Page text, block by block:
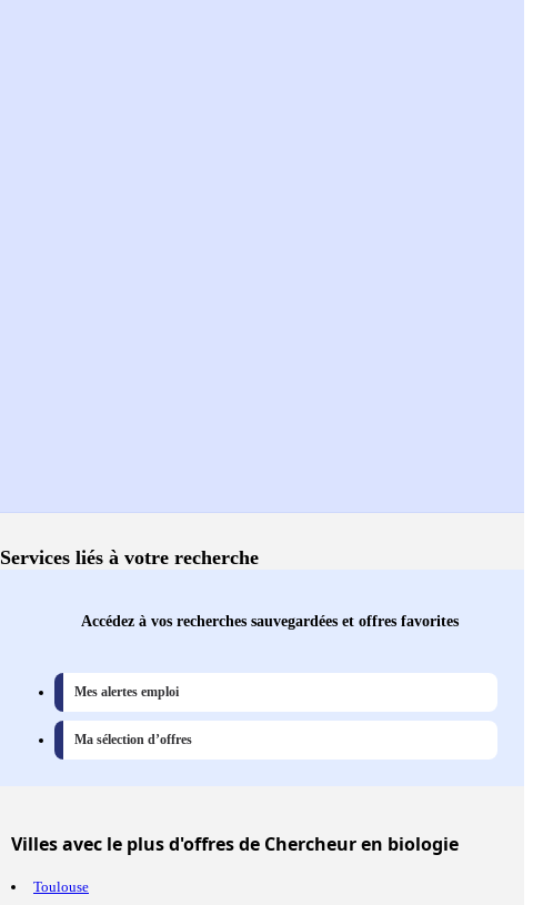
Services liés à votre recherche
Accédez à vos recherches sauvegardées et offres favorites
Mes alertes emploi
Ma sélection d’offres
Villesavec le plus d'offres de Chercheur en biologie
Toulouse